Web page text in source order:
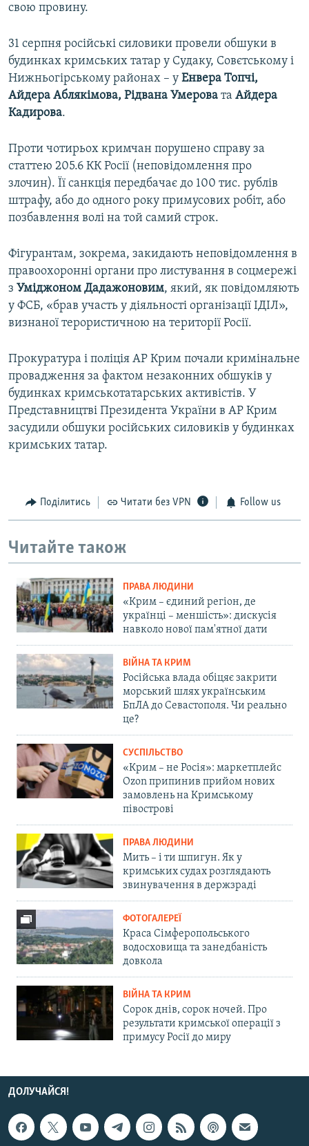
свою провину.
31 серпня російські силовики провели обшуки в
будинках кримських татар у Судаку, Совєтському і
Нижньогірському районах – у Енвера Топчі,
Айдера Аблякімова, Рідвана Умерова та Айдера
Кадирова.
Проти чотирьох кримчан порушено справу за
статтею 205.6 КК Росії (неповідомлення про
злочин). Її санкція передбачає до 100 тис. рублів
штрафу, або до одного року примусових робіт, або
позбавлення волі на той самий строк.
Фігурантам, зокрема, закидають неповідомлення в
правоохоронні органи про листування в соцмережі
з Уміджоном Дадажоновим, який, як повідомляють
у ФСБ, «брав участь у діяльності організації ІДІЛ»,
визнаної терористичною на території Росії.
Прокуратура і поліція АР Крим почали кримінальне
провадження за фактом незаконних обшуків у
будинках кримськотатарських активістів. У
Представництві Президента України в АР Крим
засудили обшуки російських силовиків у будинках
кримських татар.
Поділитись Читати без VPN Follow us
Читайте також
ПРАВА ЛЮДИНИ
«Крим – єдиний регіон, де
українці – меншість»: дискусія
навколо нової пам'ятної дати
ВІЙНА ТА КРИМ
Російська влада обіцяє закрити
морський шлях українським
БпЛА до Севастополя. Чи реально
це?
СУСПІЛЬСТВО
«Крим – не Росія»: маркетплейс
Ozon припинив прийом нових
замовлень на Кримському
півострові
ПРАВА ЛЮДИНИ
Мить – і ти шпигун. Як у
кримських судах розглядають
звинувачення в держзраді
ФОТОГАЛЕРЕЇ
Краса Сімферопольського
водосховища та занедбаність
довкола
ВІЙНА ТА КРИМ
Сорок днів, сорок ночей. Про
результати кримської операції з
примусу Росії до миру
ДОЛУЧАЙСЯ!